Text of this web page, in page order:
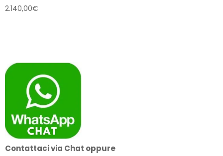
2.140,00€
Contattaci via Chat oppure